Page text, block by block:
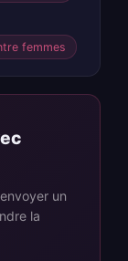
femmes
un
la